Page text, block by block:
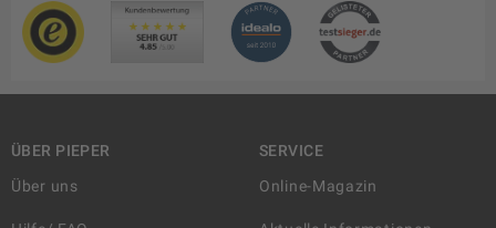
ÜBER PIEPER
Über uns
SERVICE
Online-Magazin